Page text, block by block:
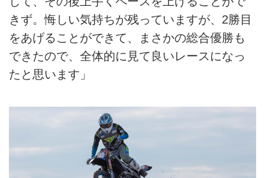
きず。悔しい気持ちが残っていますが、2勝目
をあげることができて、まさかの総合優勝も
できたので、全体的に見て良いレースになっ
たと思います」